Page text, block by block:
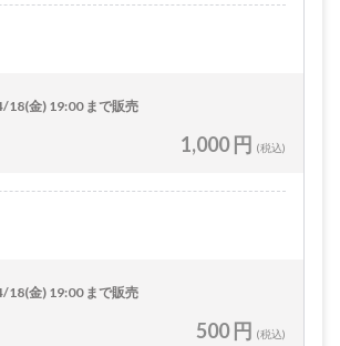
18(金) 19:00 まで販売
1,000 円 (税込)
18(金) 19:00 まで販売
500 円 (税込)